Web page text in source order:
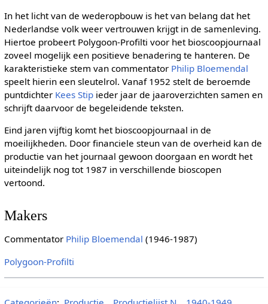
In het licht van de wederopbouw is het van belang dat het
Nederlandse volk weer vertrouwen krijgt in de samenleving.
Hiertoe probeert Polygoon-Profilti voor het bioscoopjournaal
zoveel mogelijk een positieve benadering te hanteren. De
karakteristieke stem van commentator Philip Bloemendal
speelt hierin een sleutelrol. Vanaf 1952 stelt de beroemde
puntdichter Kees Stipieder jaar de jaaroverzichten samen en
schrijft daarvoor de begeleidende teksten.
Eind jaren vijftig komt het bioscoopjournaal in de
moeilijkheden. Door financiele steun van de overheid kan de
productie van het journaal gewoon doorgaan en wordt het
uiteindelijk nog tot 1987 in verschillende bioscopen
vertoond.
Makers
Commentator Philip Bloemendal (1946-1987)
Polygoon-Profilti